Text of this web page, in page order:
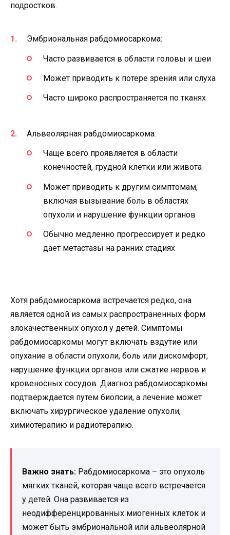
подростков.
Эмбриональная рабдомиосаркома:
Часто развивается в области головы и шеи
Может приводить к потере зрения или слуха
Часто широко распространяется по тканях
Альвеолярная рабдомиосаркома:
Чаще всего проявляется в области
конечностей, грудной клетки или живота
Может приводить к другим симптомам,
включая вызывание боль в областях
опухоли и нарушение функции органов
Обычно медленно прогрессирует и редко
дает метастазы на ранних стадиях
Хотя рабдомиосаркома встречается редко, она
является одной из самых распространенных форм
злокачественных опухол у детей. Симптомы
рабдомиосаркомы могут включать вздутие или
опухание в области опухоли, боль или дискомфорт,
нарушение функции органов или сжатие нервов и
кровеносных сосудов. Диагноз рабдомиосаркомы
подтверждается путем биопсии, а лечение может
включать хирургическое удаление опухоли,
химиотерапию и радиотерапию.
Важно знать: Рабдомиосаркома – это опухоль
мягких тканей, которая чаще всего встречается
у детей. Она развивается из
неодифференцированных миогенных клеток и
может быть эмбриональной или альвеолярной